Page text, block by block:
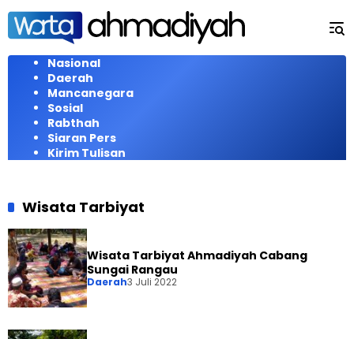
Langsung
konten
Nasional
Daerah
Mancanegara
Sosial
Rabthah
Siaran Pers
Kirim Tulisan
Wisata Tarbiyat
Wisata Tarbiyat Ahmadiyah Cabang
Sungai Rangau
Daerah3 Juli 2022